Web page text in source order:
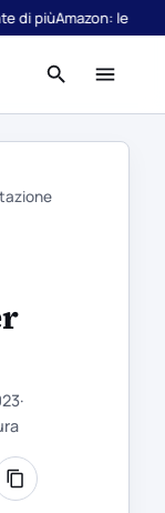
le offerte a cui è
Apri
Apri
·